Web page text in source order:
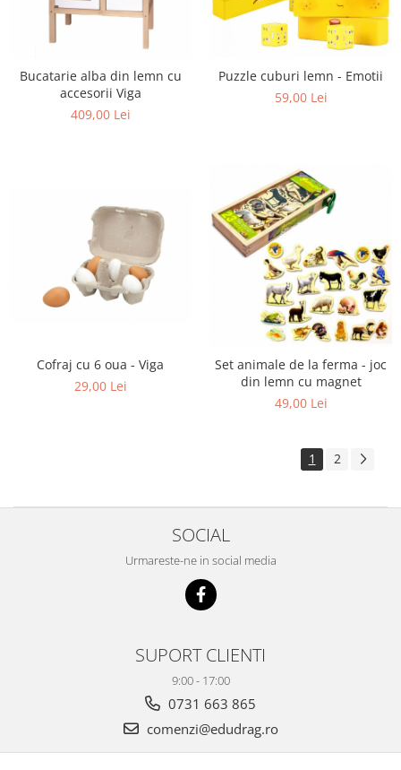
Bucatarie alba din lemn cu
accesorii Viga
409,00 Lei
Puzzle cuburi lemn - Emotii
59,00 Lei
Cofraj cu 6 oua - Viga
29,00 Lei
Set animale de la ferma - joc
din lemn cu magnet
49,00 Lei
1 2
SOCIAL
Urmareste-ne in social media
SUPORT CLIENTI
9:00 - 17:00
0731 663 865
comenzi@edudrag.ro